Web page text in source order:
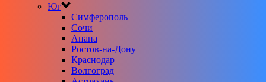
Юг
Симферополь
Сочи
Анапа
Ростов-на-Дону
Краснодар
Волгоград